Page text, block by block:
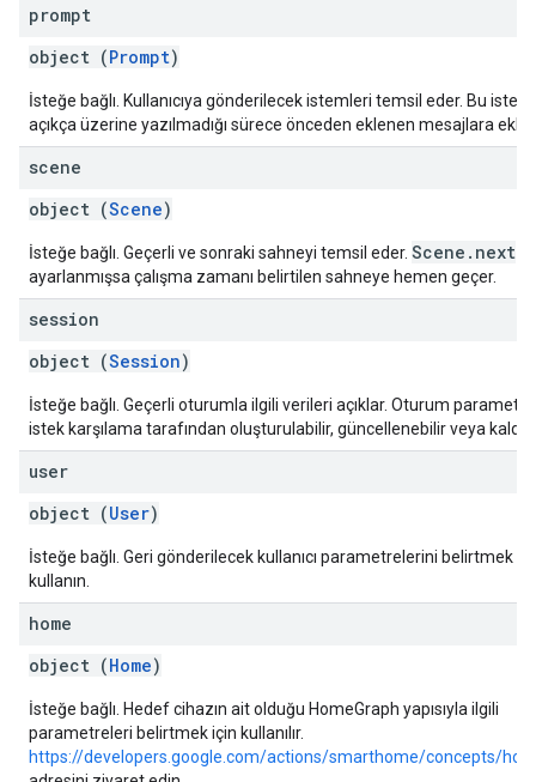
prompt
object (Prompt)
İsteğe bağlı. Kullanıcıya gönderilecek istemleri temsil eder. Bu
açıkça üzerine yazılmadığı sürece önceden eklenen mesajlara
scene
object (Scene)
İsteğe bağlı. Geçerli ve sonraki sahneyi temsil eder. Scene.next
ayarlanmışsa çalışma zamanı belirtilen sahneye hemen geçer.
session
object (Session)
İsteğe bağlı. Geçerli oturumla ilgili verileri açıklar. Oturum
istek karşılama tarafından oluşturulabilir, güncellenebilir veya
user
object (User)
İsteğe bağlı. Geri gönderilecek kullanıcı parametrelerini belirtmek
kullanın.
home
object (Home)
İsteğe bağlı. Hedef cihazın ait olduğu HomeGraph yapısıyla ilgili
parametreleri belirtmek için kullanılır.
https://developers.google.com/actions/smarthome/concepts/